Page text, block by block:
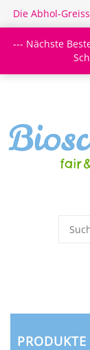
Die Abhol-
Login/
PRODUKTE
--- Nächste